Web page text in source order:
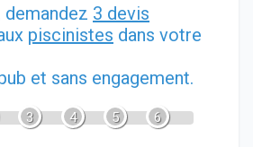
demandez 3 devis
piscinistes dans votre
et sans engagement.
3 4 5 6